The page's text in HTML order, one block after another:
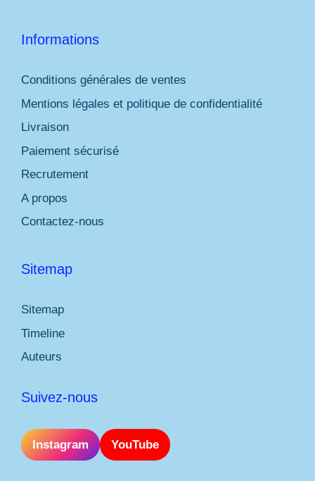
Informations
Conditions générales de ventes
Mentions légales et politique de confidentialité
Livraison
Paiement sécurisé
Recrutement
A propos
Contactez-nous
Sitemap
Sitemap
Timeline
Auteurs
Suivez-nous
Instagram YouTube